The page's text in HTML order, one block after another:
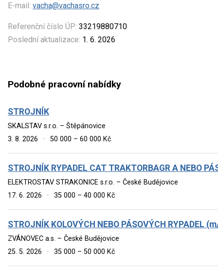
E-mail: vacha@vachasro.cz
Referenční číslo ÚP: 33219880710
Poslední aktualizace: 1. 6. 2026
Podobné pracovní nabídky
STROJNÍK
SKALSTAV s.r.o. – Štěpánovice
3. 8. 2026
· 50 000 – 60 000 Kč
STROJNÍK RYPADEL CAT TRAKTORBAGR A NEBO
ELEKTROSTAV STRAKONICE s.r.o. – České Budějovice
17. 6. 2026
· 35 000 – 40 000 Kč
STROJNÍK KOLOVÝCH NEBO PÁSOVÝCH RYPADEL
ZVÁNOVEC a.s. – České Budějovice
25. 5. 2026
· 35 000 – 50 000 Kč